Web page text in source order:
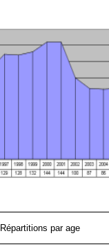
Répartitions par age